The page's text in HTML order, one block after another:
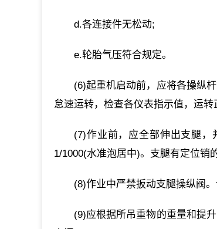
d.各连接件无松动;
e.轮胎气压符合规定。
(6)起重机启动前，应将各操纵
怠速运转，检查各仪表指示值，运
(7)作业前，应全部伸出支腿
1/1000(水准泡居中)。支腿有定位销
(8)作业中严禁扳动支腿操纵阀
(9)应根据所吊重物的重量和提